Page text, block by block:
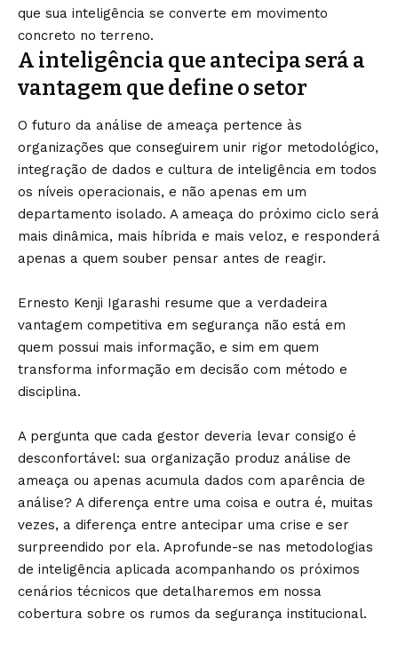
que sua inteligência se converte em movimento
concreto no terreno.
A inteligência que antecipa será a
vantagem que define o setor
O futuro da análise de ameaça pertence às
organizações que conseguirem unir rigor metodológico,
integração de dados e cultura de inteligência em todos
os níveis operacionais, e não apenas em um
departamento isolado. A ameaça do próximo ciclo será
mais dinâmica, mais híbrida e mais veloz, e responderá
apenas a quem souber pensar antes de reagir.
Ernesto Kenji Igarashi resume que a verdadeira
vantagem competitiva em segurança não está em
quem possui mais informação, e sim em quem
transforma informação em decisão com método e
disciplina.
A pergunta que cada gestor deveria levar consigo é
desconfortável: sua organização produz análise de
ameaça ou apenas acumula dados com aparência de
análise? A diferença entre uma coisa e outra é, muitas
vezes, a diferença entre antecipar uma crise e ser
surpreendido por ela. Aprofunde-se nas metodologias
de inteligência aplicada acompanhando os próximos
cenários técnicos que detalharemos em nossa
cobertura sobre os rumos da segurança institucional.